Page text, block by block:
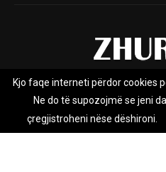
Rreth nesh Impresumi
Zhurnal.mk është Agjenci e
Kjo faqe interneti përdor cookies
Ne do të supozojmë se jeni
çregjistroheni nëse dëshironi.